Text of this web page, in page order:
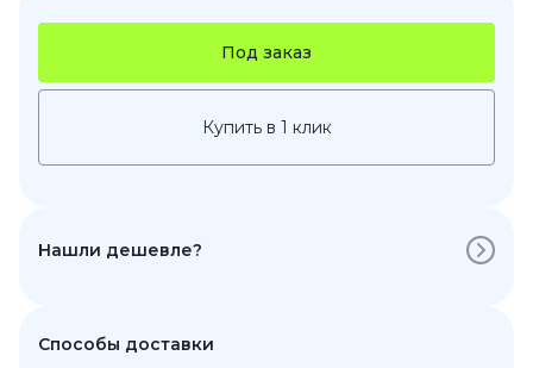
Под заказ
Купить в 1 клик
Нашли дешевле?
Способы доставки